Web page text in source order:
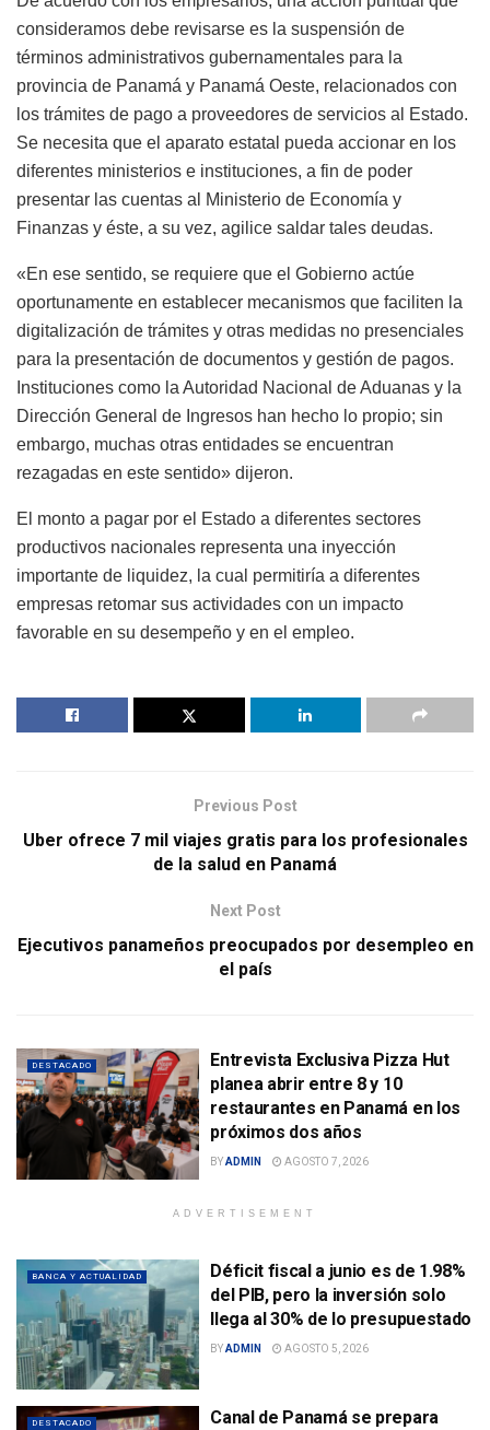
consideramos debe revisarse es la suspensión de
términos administrativos gubernamentales para la
provincia de Panamá y Panamá Oeste, relacionados con
los trámites de pago a proveedores de servicios al Estado.
Se necesita que el aparato estatal pueda accionar en los
diferentes ministerios e instituciones, a fin de poder
presentar las cuentas al Ministerio de Economía y
Finanzas y éste, a su vez, agilice saldar tales deudas.
«En ese sentido, se requiere que el Gobierno actúe
oportunamente en establecer mecanismos que faciliten la
digitalización de trámites y otras medidas no presenciales
para la presentación de documentos y gestión de pagos.
Instituciones como la Autoridad Nacional de Aduanas y la
Dirección General de Ingresos han hecho lo propio; sin
embargo, muchas otras entidades se encuentran
rezagadas en este sentido» dijeron.
El monto a pagar por el Estado a diferentes sectores
productivos nacionales representa una inyección
importante de liquidez, la cual permitiría a diferentes
empresas retomar sus actividades con un impacto
favorable en su desempeño y en el empleo.
Previous Post
Uber ofrece 7 mil viajes gratis para los profesionales
de la salud en Panamá
Next Post
Ejecutivos panameños preocupados por desempleo en
el país
DESTACADO
Entrevista Exclusiva Pizza Hut
planea abrir entre 8 y 10
restaurantes en Panamá en los
próximos dos años
BYADMIN AGOSTO 7, 2026
ADVERTISEMENT
BANCA Y ACTUALIDAD
Déficit fiscal a junio es de 1.98%
del PIB, pero la inversión solo
llega al 30% de lo presupuestado
BYADMIN AGOSTO 5, 2026
DESTACADO
Canal de Panamá se prepara